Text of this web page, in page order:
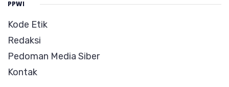
PPWI
Kode Etik
Redaksi
Pedoman Media Siber
Kontak